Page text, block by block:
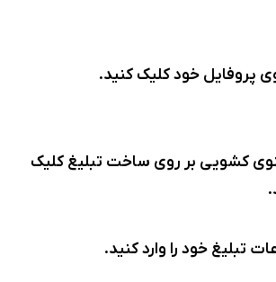
پروفایل خود کلیک کنید.
کشویی بر روی ساخت تبلیغ کلیک
تبلیغ خود را وارد کنید.